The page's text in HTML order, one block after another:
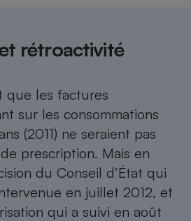
rétroactivité
que les factures
sur les consommations
(2011) ne seraient pas
prescription. Mais en
du Conseil d’État qui
en juillet 2012, et
qui a suivi en août